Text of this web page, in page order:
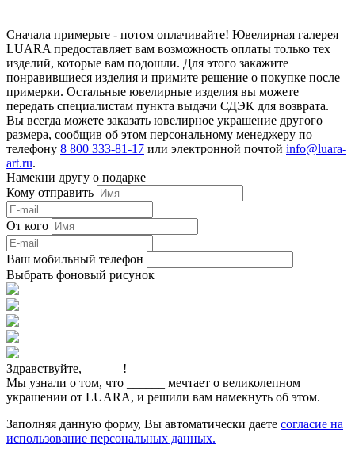
Сначала примерьте - потом оплачивайте! Ювелирная галерея
LUARA предоставляет вам возможность оплаты только тех
изделий, которые вам подошли. Для этого закажите
понравившиеся изделия и примите решение о покупке после
примерки. Остальные ювелирные изделия вы можете
передать специалистам пункта выдачи СДЭК для возврата.
Вы всегда можете заказать ювелирное украшение другого
размера, сообщив об этом персональному менеджеру по
телефону 8 800 333-81-17 или электронной почтой info@luara-
art.ru.
Намекни другу о подарке
Кому отправить
От кого
Ваш мобильный телефон
Выбрать фоновый рисунок
Здравствуйте,
!
Мы узнали о том, что
мечтает о великолепном
украшении от LUARA, и решили вам намекнуть об этом.
Заполняя данную форму, Вы автоматически даете согласие на
использование персональных данных.